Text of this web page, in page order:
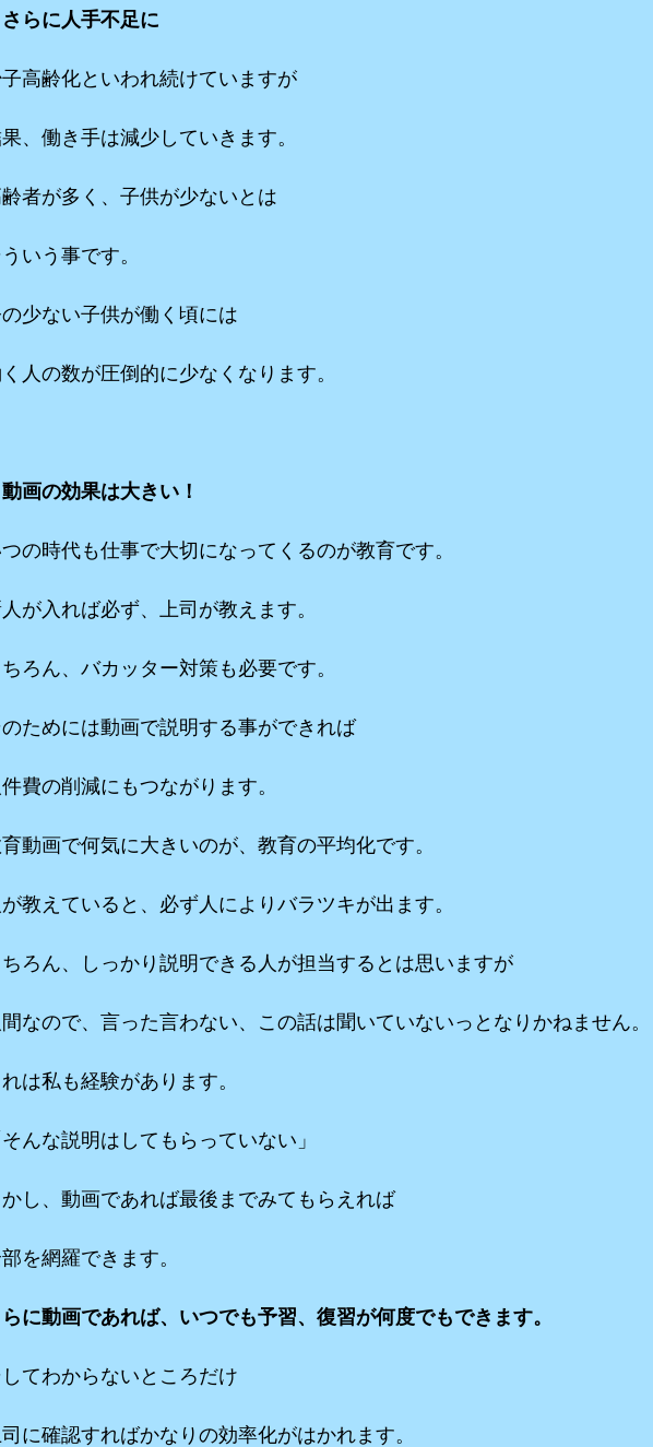
さらに人手不足に
高齢化といわれ続けていますが
、働き手は減少していきます。
者が多く、子供が少ないとは
いう事です。
少ない子供が働く頃には
人の数が圧倒的に少なくなります。
動画の効果は大きい！
の時代も仕事で大切になってくるのが教育です。
が入れば必ず、上司が教えます。
ちろん、バカッター対策も必要です。
ためには動画で説明する事ができれば
件費の削減にもつながります。
動画で何気に大きいのが、教育の平均化です。
が教えていると、必ず人によりバラツキが出ます。
ちろん、しっかり説明できる人が担当するとは思いますが
間なので、言った言わない、この話は聞いていないっとなりかねません。
は私も経験があります。
そんな説明はしてもらっていない」
かし、動画であれば最後までみてもらえれば
を網羅できます。
に動画であれば、いつでも予習、復習が何度でもできます。
てわからないところだけ
司に確認すればかなりの効率化がはかれます。